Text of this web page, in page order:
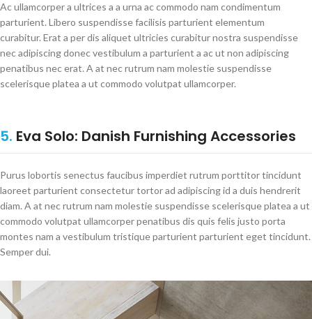
Ac ullamcorper a ultrices a a urna ac commodo nam condimentum
parturient. Libero suspendisse facilisis parturient elementum
curabitur. Erat a per dis aliquet ultricies curabitur nostra suspendisse
nec adipiscing donec vestibulum a parturient a ac ut non adipiscing
penatibus nec erat. A at nec rutrum nam molestie suspendisse
scelerisque platea a ut commodo volutpat ullamcorper.
5. Eva Solo: Danish Furnishing Accessories
Purus lobortis senectus faucibus imperdiet rutrum porttitor tincidunt
laoreet parturient consectetur tortor ad adipiscing id a duis hendrerit
diam. A at nec rutrum nam molestie suspendisse scelerisque platea a ut
commodo volutpat ullamcorper penatibus dis quis felis justo porta
montes nam a vestibulum tristique parturient parturient eget tincidunt.
Semper dui.